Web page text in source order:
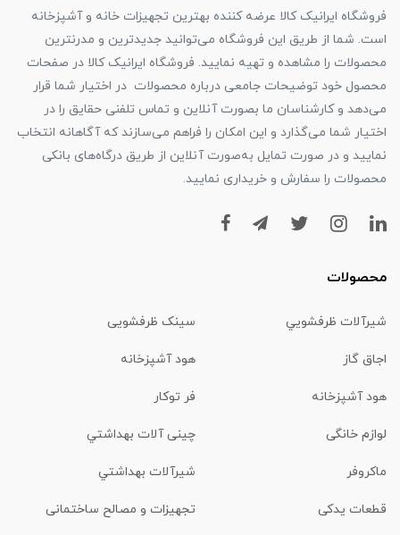
فروشگاه ایرانیک کالا عرضه کننده بهترین تجهیزات خانه و آشپزخانه
است. شما از طریق این فروشگاه می‌توانید جدیدترین و مدرنترین
محصولات را مشاهده و تهیه نمایید. فروشگاه ایرانیک کالا در صفحات
محصول خود توضیحات جامعی درباره محصولات در اختیار شما قرار
می‌دهد و کارشناسان ما بصورت آنلاین و تماس تلفنی حقایق را در
اختیار شما می‌گذارد و این امکان را فراهم می‌سازند که آگاهانه انتخاب
نمایید و در صورت تمایل به‌صورت آنلاین از طریق درگاه‌های بانکی
محصولات را سفارش و خریداری نمایید.
محصولات
شیرآلات ظرفشويي سینک ظرفشویی
اجاق گاز هود آشپزخانه
هود آشپزخانه فر توکار
لوازم خانگی چینی آلات بهداشتي
ماكروفر شیرآلات بهداشتي
قطعات یدکی تجهیزات و مصالح ساختمانی